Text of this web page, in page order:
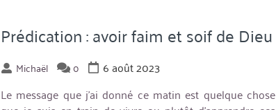
Prédication : avoir faim et soif de Dieu
Michaël 0
6 août 2023
Le message que j’ai donné ce matin est quelque chose